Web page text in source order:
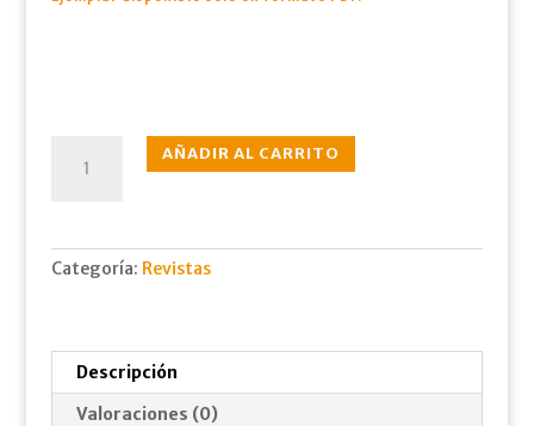
oct.,
AÑADIR AL CARRITO
Categoría: Revistas
Descripción
Valoraciones (0)